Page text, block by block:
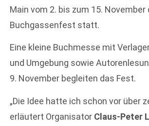
Main vom 2. bis zum 15. November
Buchgassenfest statt.
Eine kleine Buchmesse mit
und Umgebung sowie
9. November begleiten das Fest.
„Die Idee hatte ich schon vor über
erläutert Organisator Claus-Peter